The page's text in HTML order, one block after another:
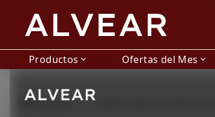
Productos expand_more Ofertas del Mes expand_more
grid_view Productos FERNET NERO 53 CITRUS 750